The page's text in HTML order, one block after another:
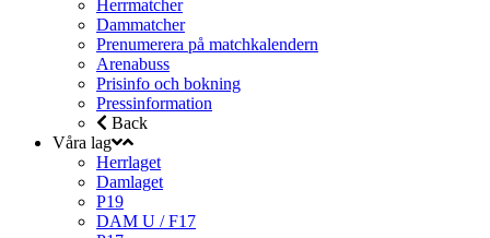
Herrmatcher
Dammatcher
Prenumerera på matchkalendern
Arenabuss
Prisinfo och bokning
Pressinformation
Back
Våra lag
Herrlaget
Damlaget
P19
DAM U / F17